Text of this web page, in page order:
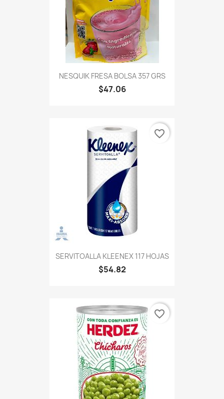
NESQUIK FRESA BOLSA 357 GRS
$47.06
SERVITOALLA KLEENEX 117 HOJAS
$54.82
favorite_border
favorite_border